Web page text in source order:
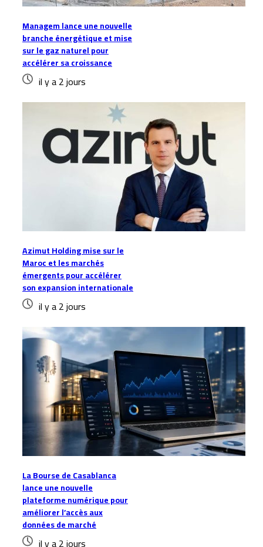
Managem lance une nouvelle
branche énergétique et mise
sur le gaz naturel pour
accélérer sa croissance
il y a 2 jours
Azimut Holding mise sur le
Maroc et les marchés
émergents pour accélérer
son expansion internationale
il y a 2 jours
La Bourse de Casablanca
lance une nouvelle
plateforme numérique pour
améliorer l’accès aux
données de marché
il y a 2 jours